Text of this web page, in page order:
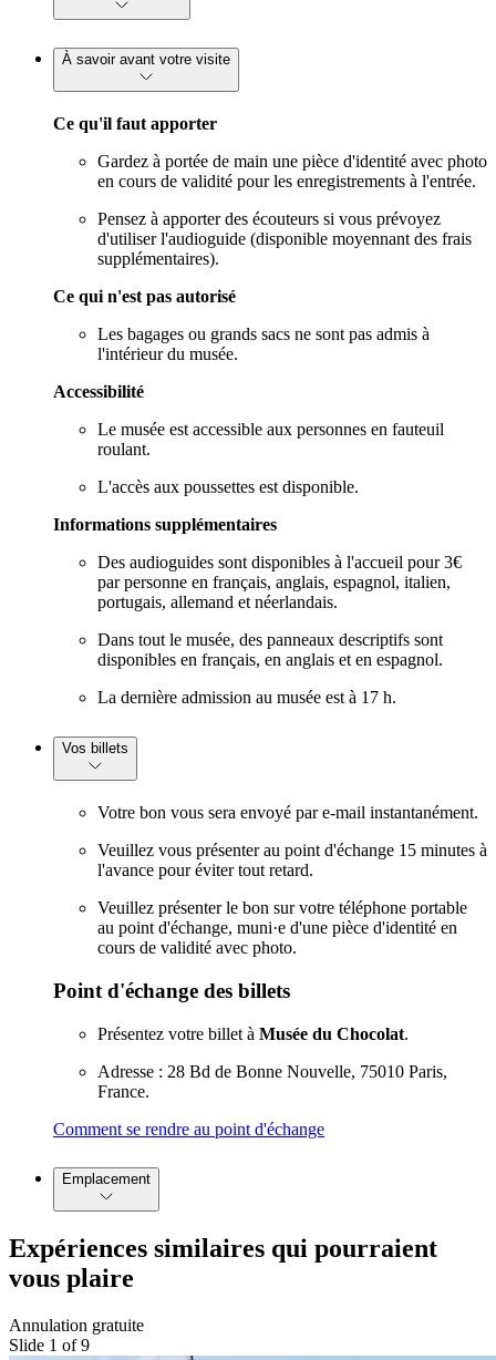
À savoir avant votre visite
Ce qu'il faut apporter
Gardez à portée de main une pièce d'identité avec photo
en cours de validité pour les enregistrements à l'entrée.
Pensez à apporter des écouteurs si vous prévoyez
d'utiliser l'audioguide (disponible moyennant des frais
supplémentaires).
Ce qui n'est pas autorisé
Les bagages ou grands sacs ne sont pas admis à
l'intérieur du musée.
Accessibilité
Le musée est accessible aux personnes en fauteuil
roulant.
L'accès aux poussettes est disponible.
Informations supplémentaires
Des audioguides sont disponibles à l'accueil pour 3€
par personne en français, anglais, espagnol, italien,
portugais, allemand et néerlandais.
Dans tout le musée, des panneaux descriptifs sont
disponibles en français, en anglais et en espagnol.
La dernière admission au musée est à 17 h.
Vos billets
Votre bon vous sera envoyé par e-mail instantanément.
Veuillez vous présenter au point d'échange 15 minutes à
l'avance pour éviter tout retard.
Veuillez présenter le bon sur votre téléphone portable
au point d'échange, muni·e d'une pièce d'identité en
cours de validité avec photo.
Point d'échange des billets
Présentez votre billet à Musée du Chocolat.
Adresse : 28 Bd de Bonne Nouvelle, 75010 Paris,
France.
Comment se rendre au point d'échange
Emplacement
Expériences similaires qui pourraient
vous plaire
Annulation gratuite
Slide 1 of 9